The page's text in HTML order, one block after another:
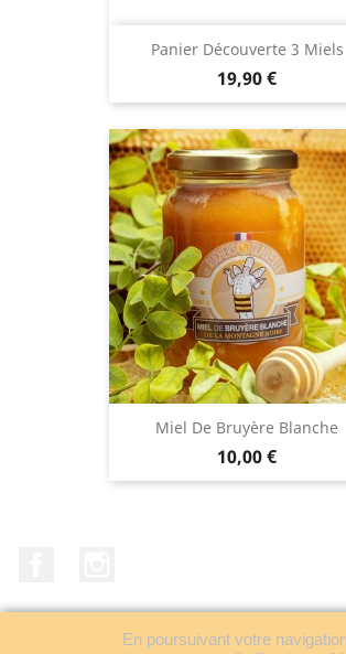
Panier Découverte 3 Miels
Prix
19,90 €
Miel De Bruyère Blanche
Prix
10,00 €
En poursuivant votre